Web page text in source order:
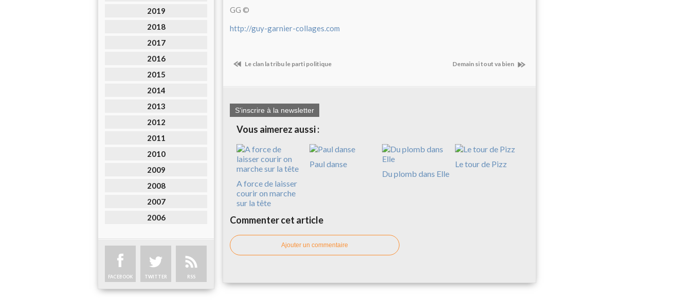
2019
2018
2017
2016
2015
2014
2013
2012
2011
2010
2009
2008
2007
2006
FACEBOOK TWITTER RSS
GG ©
http://guy-garnier-collages.com
Le clan la tribu le parti politique Demain si tout va bien
S'inscrire à la newsletter
Vous aimerez aussi :
A force de laisser
courir on marche
sur la tête
Paul danse
Du plomb dans Elle
Le tour de Pizz
Commenter cet article
Ajouter un commentaire